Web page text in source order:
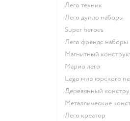
Лего техник
Лего дупло наборы
Super heroes
Лего френдс наборы
Магнитный
Марио лего
Lego мир юрского
Деревянный
Металлические
Лего креатор